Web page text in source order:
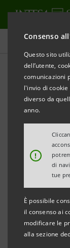
Consenso
Questo sito
dell’utente,
comunicazioni
l'invio di
diverso da
anno.
!
di
tue
È possibile
il consenso ai
modificare le
alla sezione
Tutti i progetti
CULTURA
Le